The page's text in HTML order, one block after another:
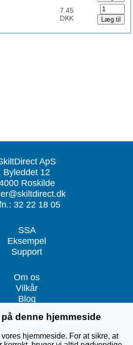
7.45
DKK
ApS
Byleddet 12
Roskilde
32 22 18 05
SSA
Eksempel
Support
Om os
Vilkår
Blog
Cookiepolitik
denne hjemmeside
hjemmeside. For at sikre, at